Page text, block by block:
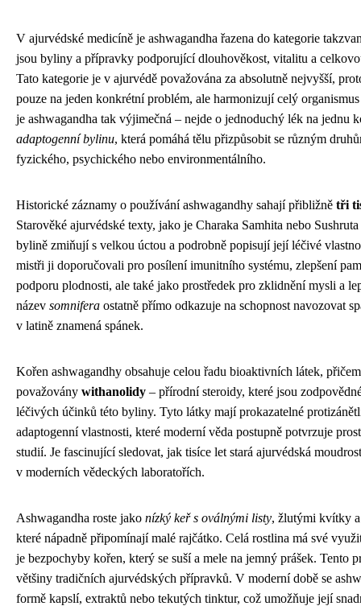
V ajurvédské medicíně je ashwagandha řazena do kategorie
jsou byliny a přípravky podporující dlouhověkost, vitalitu a
Tato kategorie je v ajurvédě považována za absolutně nejvyšší,
pouze na jeden konkrétní problém, ale harmonizují celý
je ashwagandha tak výjimečná – nejde o jednoduchý lék na jednu
adaptogenní bylinu, která pomáhá tělu přizpůsobit se různým
fyzického, psychického nebo environmentálního.
Historické záznamy o používání ashwagandhy sahají přibližně tři
Starověké ajurvédské texty, jako je Charaka Samhita nebo
bylině zmiňují s velkou úctou a podrobně popisují její léčivé
mistři ji doporučovali pro posílení imunitního systému, zlepšení
podporu plodnosti, ale také jako prostředek pro zklidnění mysli a
název somnifera ostatně přímo odkazuje na schopnost navozovat
v latině znamená spánek.
Kořen ashwagandhy obsahuje celou řadu bioaktivních látek,
považovány withanolidy – přírodní steroidy, které jsou
léčivých účinků této byliny. Tyto látky mají prokazatelné
adaptogenní vlastnosti, které moderní věda postupně potvrzuje
studií. Je fascinující sledovat, jak tisíce let stará ajurvédská
v moderních vědeckých laboratořích.
Ashwagandha roste jako nízký keř s oválnými listy, žlutými kvítky
které nápadně připomínají malé rajčátko. Celá rostlina má své
je bezpochyby kořen, který se suší a mele na jemný prášek. Tento
většiny tradičních ajurvédských přípravků. V moderní době se
formě kapslí, extraktů nebo tekutých tinktur, což umožňuje její